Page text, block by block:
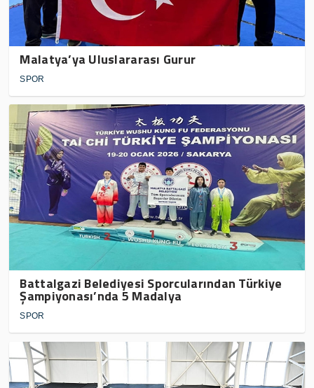
Malatya’ya Uluslararası Gurur
SPOR
Battalgazi Belediyesi Sporcularından Türkiye
Şampiyonası’nda 5 Madalya
SPOR